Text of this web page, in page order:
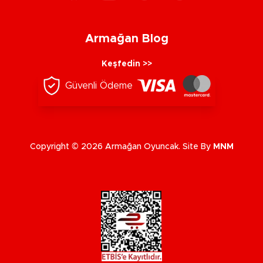
Armağan Blog
Keşfedin >>
Güvenli Ödeme
Copyright © 2026 Armağan Oyuncak. Site By MNM